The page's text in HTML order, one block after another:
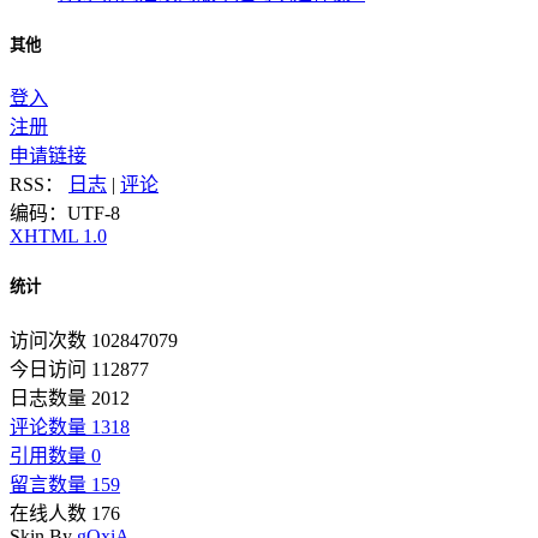
其他
登入
注册
申请链接
RSS：
日志 | 评论
编码：UTF-8
XHTML 1.0
统计
访问次数 102847079
今日访问 112877
日志数量 2012
评论数量 1318
引用数量 0
留言数量 159
在线人数 176